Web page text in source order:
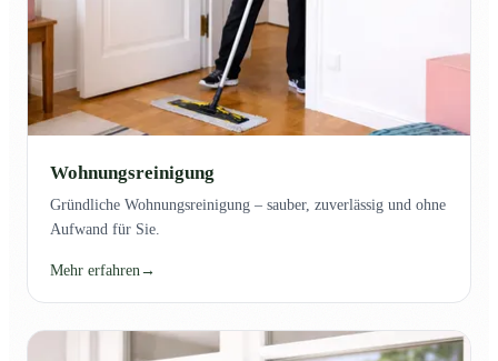
Wohnungsreinigung
Gründliche Wohnungsreinigung – sauber, zuverlässig und ohne
Aufwand für Sie.
Mehr erfahren →